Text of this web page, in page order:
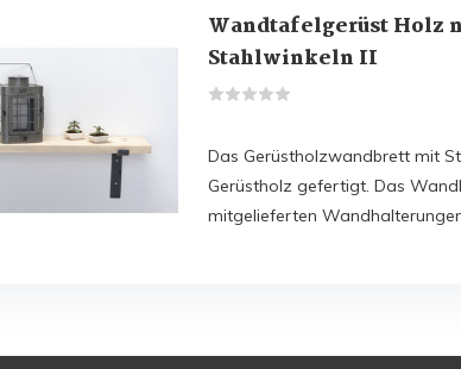
Wandtafelgerüst Holz
Stahlwinkeln II
Das Gerüstholzwandbrett mit
Gerüstholz gefertigt. Das
mitgelieferten